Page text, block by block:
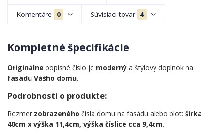
Komentáre 0 Súvisiaci tovar 4
Kompletné špecifikácie
Originálne popisné číslo je moderný a štýlový doplnok na
fasádu Vášho domu.
Podrobnosti o produkte:
Rozmer zobrazeného čísla domu na fasádu alebo plot: šírka
40cm x výška 11,4cm, výška číslice cca 9,4cm.